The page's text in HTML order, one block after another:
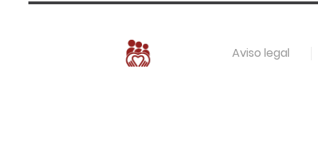
Aviso legal